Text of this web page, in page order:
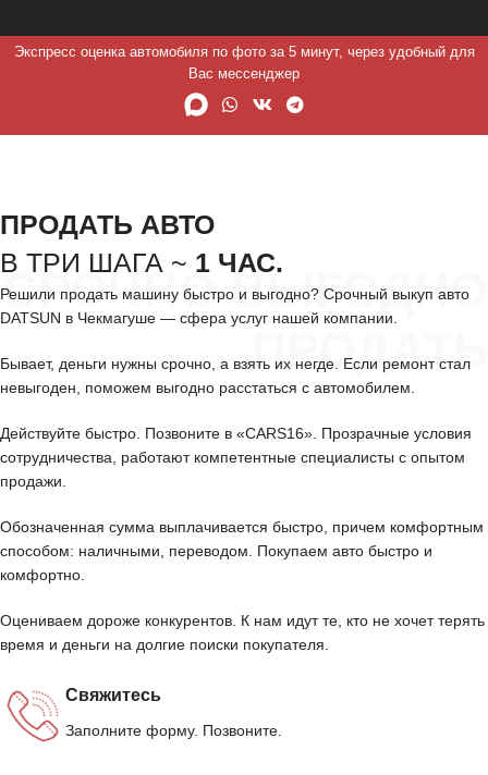
Экспресс оценка автомобиля по фото за 5 минут, через удобный для
Вас мессенджер
СРОЧНО ВЫГОДНО
ПРОДАТЬ
ПРОДАТЬ АВТО
В ТРИ ШАГА ~ 1 ЧАС.
Решили продать машину быстро и выгодно? Срочный выкуп авто
DATSUN в Чекмагуше — сфера услуг нашей компании.
Бывает, деньги нужны срочно, а взять их негде. Если ремонт стал
невыгоден, поможем выгодно расстаться с автомобилем.
Действуйте быстро. Позвоните в «CARS16». Прозрачные условия
сотрудничества, работают компетентные специалисты с опытом
продажи.
Обозначенная сумма выплачивается быстро, причем комфортным
способом: наличными, переводом. Покупаем авто быстро и
комфортно.
Оцениваем дороже конкурентов. К нам идут те, кто не хочет терять
время и деньги на долгие поиски покупателя.
Свяжитесь
Заполните форму. Позвоните.